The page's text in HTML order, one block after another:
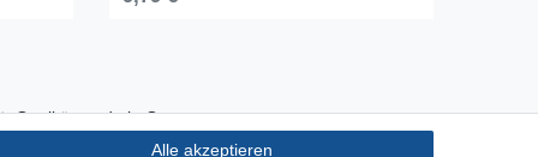
Qualität made in Germany
Schnelle & sichere Lieferung
Alle akzeptieren